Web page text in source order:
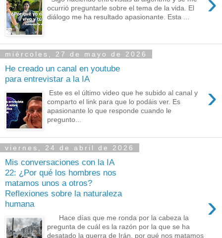
ocurrió preguntarle sobre el tema de la vida. El
diálogo me ha resultado apasionante. Esta ...
miércoles, 27 de mayo de 2026
He creado un canal en youtube
para entrevistar a la IA
›
Este es el último video que he subido al canal y
comparto el link para que lo podáis ver. Es
apasionante lo que responde cuando le
pregunto...
viernes, 24 de abril de 2026
Mis conversaciones con la IA
22: ¿Por qué los hombres nos
matamos unos a otros?
Reflexiones sobre la naturaleza
humana
›
Hace días que me ronda por la cabeza la
pregunta de cuál es la razón por la que se ha
desatado la guerra de Irán, por qué nos matamos